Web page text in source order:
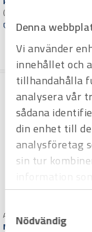
Denna
Vi använder
innehållet och
tillhandahålla
analysera vår
sådana
din enhet till
analysföretag
sin tur
har samlat in
Nödvändig
(rund)
Offertpris
rg
Art.nr 3982097
Moddlare 50 mm